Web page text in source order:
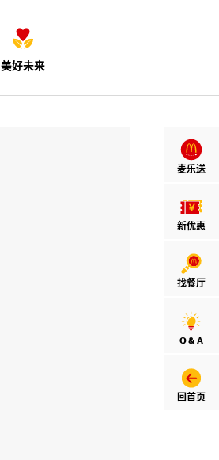
美好未来
麦乐送
新优惠
找餐厅
Q & A
回首页